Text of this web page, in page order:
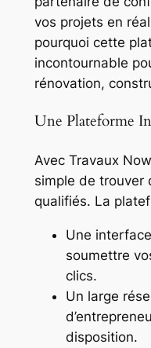
vos projets en
pourquoi cette
incontournable
rénovation,
Une Plateforme
Avec Travaux
simple de trouver
qualifiés. La
Une
soumettre
clics.
Un large
disposition.